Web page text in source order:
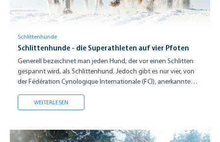
Schlittenhunde
Schlittenhunde - die Superathleten auf vier Pfoten
Generell bezeichnet man jeden Hund, der vor einen Schlitten
gespannt wird, als Schlittenhund. Jedoch gibt es nur vier, von
der Fédération Cynologique Internationale (FCI), anerkannte
WEITERLESEN